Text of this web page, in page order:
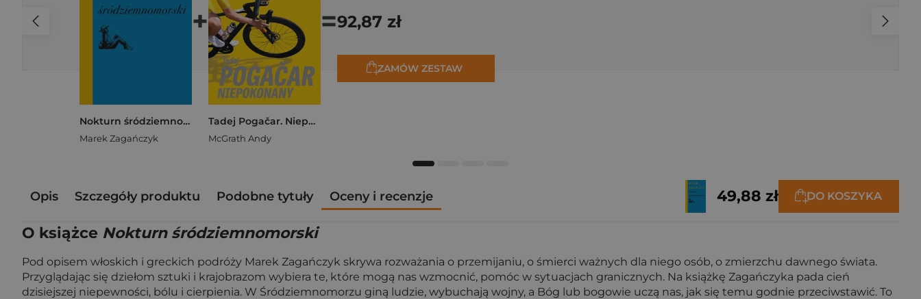
Nokturn śródziemnomorski
Marek Zagańczyk
+
Tadej Pogačar. Niepokonany
McGrath Andy
=92,87 zł
ZAMÓW ZESTAW
Opis Szczegóły produktu Podobne tytuły Oceny i recenzje 49,88 zł DO KOSZYKA
O książce Nokturn śródziemnomorski
Pod opisem włoskich i greckich podróży Marek Zagańczyk skrywa rozważania o przemijaniu, o śmierci ważnych dla niego osób, o zmierzchu dawnego świata.
Przyglądając się dziełom sztuki i krajobrazom wybiera te, które mogą nas wzmocnić, pomóc w sytuacjach granicznych. Na książkę Zagańczyka pada cień
dzisiejszej niepewności, bólu i cierpienia. W Śródziemnomorzu giną ludzie, wybuchają wojny, a Bóg lub bogowie uczą nas, jak się temu godnie przeciwstawić. To